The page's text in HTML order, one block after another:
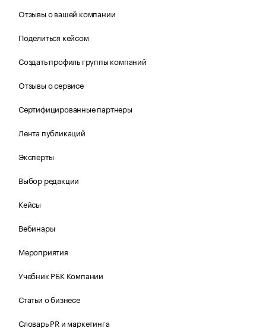
Отзывы о вашей компании
Поделиться кейсом
Создать профиль группы компаний
Отзывы о сервисе
Сертифицированные партнеры
Лента публикаций
Эксперты
Выбор редакции
Кейсы
Вебинары
Мероприятия
Учебник РБК Компании
Статьи о бизнесе
Словарь PR и маркетинга